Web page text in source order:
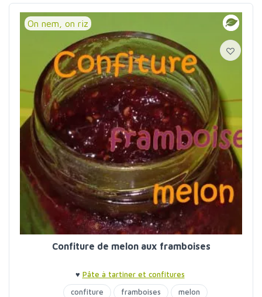
On nem, on riz
Confiture de melon aux framboises
♥ Pâte à tartiner et confitures
confiture
framboises melon